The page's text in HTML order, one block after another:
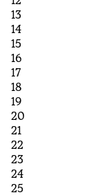
13
14
15
16
17
18
19
20
21
22
23
24
25